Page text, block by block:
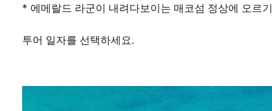
* 에메랄드 라군이 내려다보이는 매코섬 정상에 오르기
투어 일자를 선택하세요.